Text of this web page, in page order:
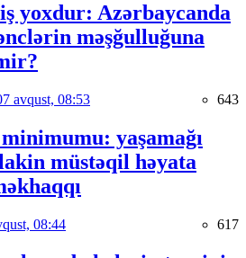
yoxdur: Azərbaycanda
məşğulluğuna
avqust, 08:53 643
yaşamağı
müstəqil həyata
08:44 617